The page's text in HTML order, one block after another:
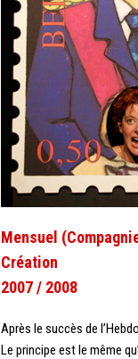
Mensuel
Création
2007 / 2008
Après le succès de
Le principe est le même